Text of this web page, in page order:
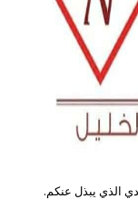
الذي يبذل عنكم.